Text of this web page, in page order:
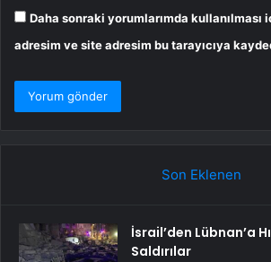
Daha sonraki yorumlarımda kullanılması
adresim ve site adresim bu tarayıcıya
Son Eklenen
İsrail’den Lübnan’a
Saldırılar